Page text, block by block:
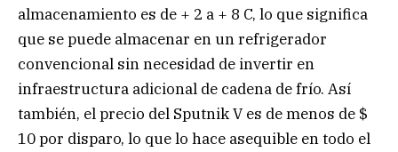
almacenamiento es de + 2 a + 8 C, lo que significa
que se puede almacenar en un refrigerador
convencional sin necesidad de invertir en
infraestructura adicional de cadena de frío. Así
también, el precio del Sputnik V es de menos de $
10 por disparo, lo que lo hace asequible en todo el